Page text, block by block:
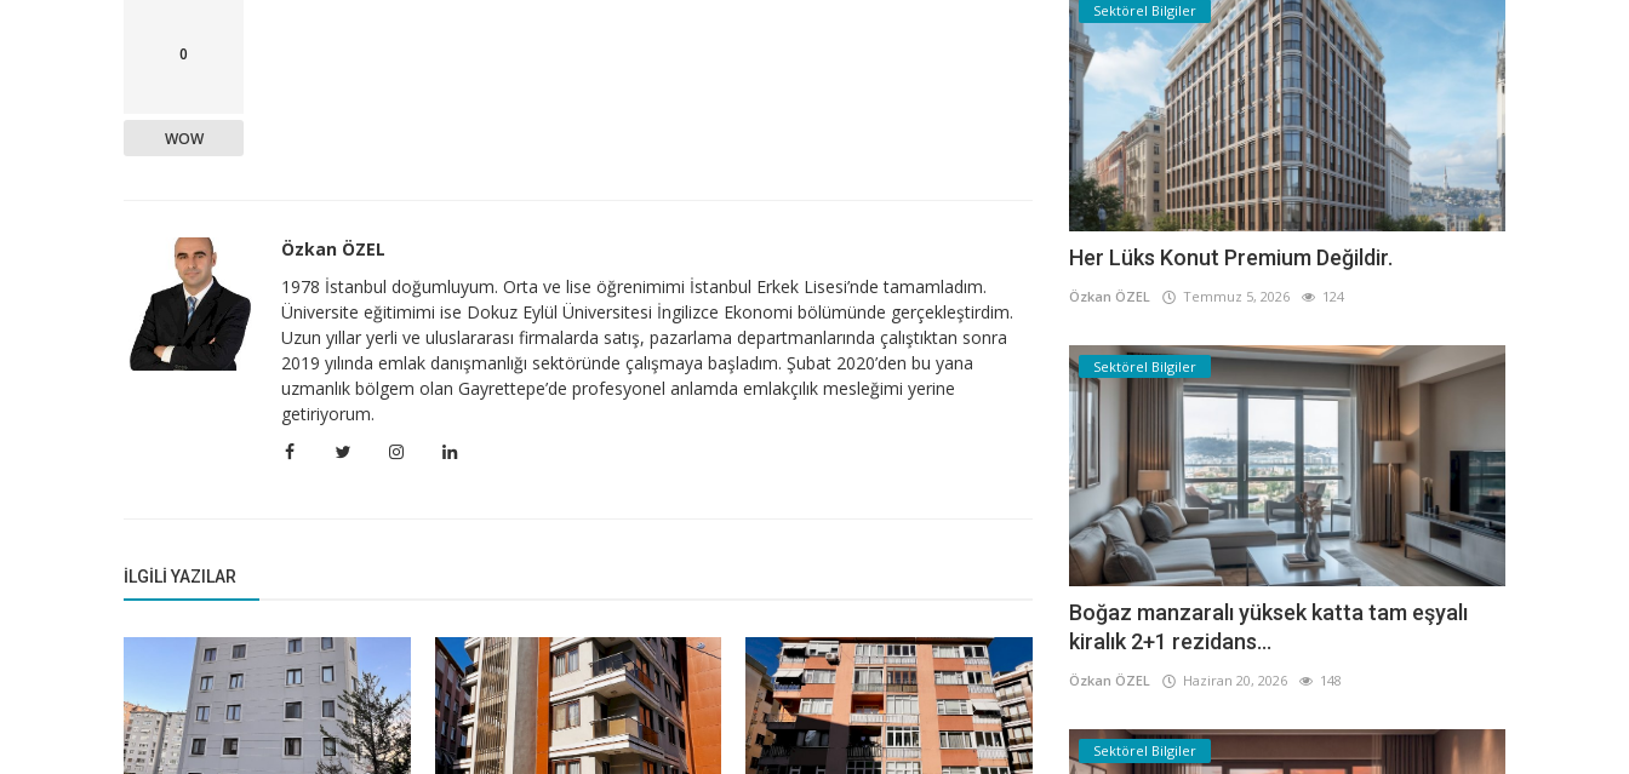
0
WOW
Özkan ÖZEL
1978 İstanbul doğumluyum. Orta ve lise öğrenimimi İstanbul Erkek Lisesi’nde tamamladım.
Üniversite eğitimimi ise Dokuz Eylül Üniversitesi İngilizce Ekonomi bölümünde gerçekleştirdim.
Uzun yıllar yerli ve uluslararası firmalarda satış, pazarlama departmanlarında çalıştıktan sonra
2019 yılında emlak danışmanlığı sektöründe çalışmaya başladım. Şubat 2020’den bu yana
uzmanlık bölgem olan Gayrettepe’de profesyonel anlamda emlakçılık mesleğimi yerine
getiriyorum.
İLGILI YAZILAR
Sektörel Bilgiler
Her Lüks Konut Premium Değildir.
Özkan ÖZEL Temmuz 5, 2026 124
Sektörel Bilgiler
Boğaz manzaralı yüksek katta tam eşyalı
kiralık 2+1 rezidans...
Özkan ÖZEL Haziran 20, 2026 148
Sektörel Bilgiler